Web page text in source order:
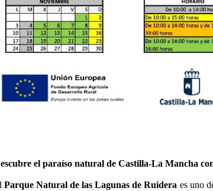
el paraíso natural de Castilla-La Mancha
Parque Natural de las Lagunas de Ruidera es uno